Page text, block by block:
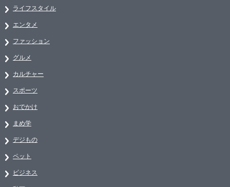
ライフスタイル
エンタメ
ファッション
グルメ
カルチャー
スポーツ
おでかけ
まめ学
デジもの
ペット
ビジネス